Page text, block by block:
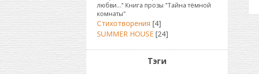
любви..." Книга прозы "Тайна тёмной
комнаты"
Стихотворения [4]
SUMMER HOUSE [24]
Тэги